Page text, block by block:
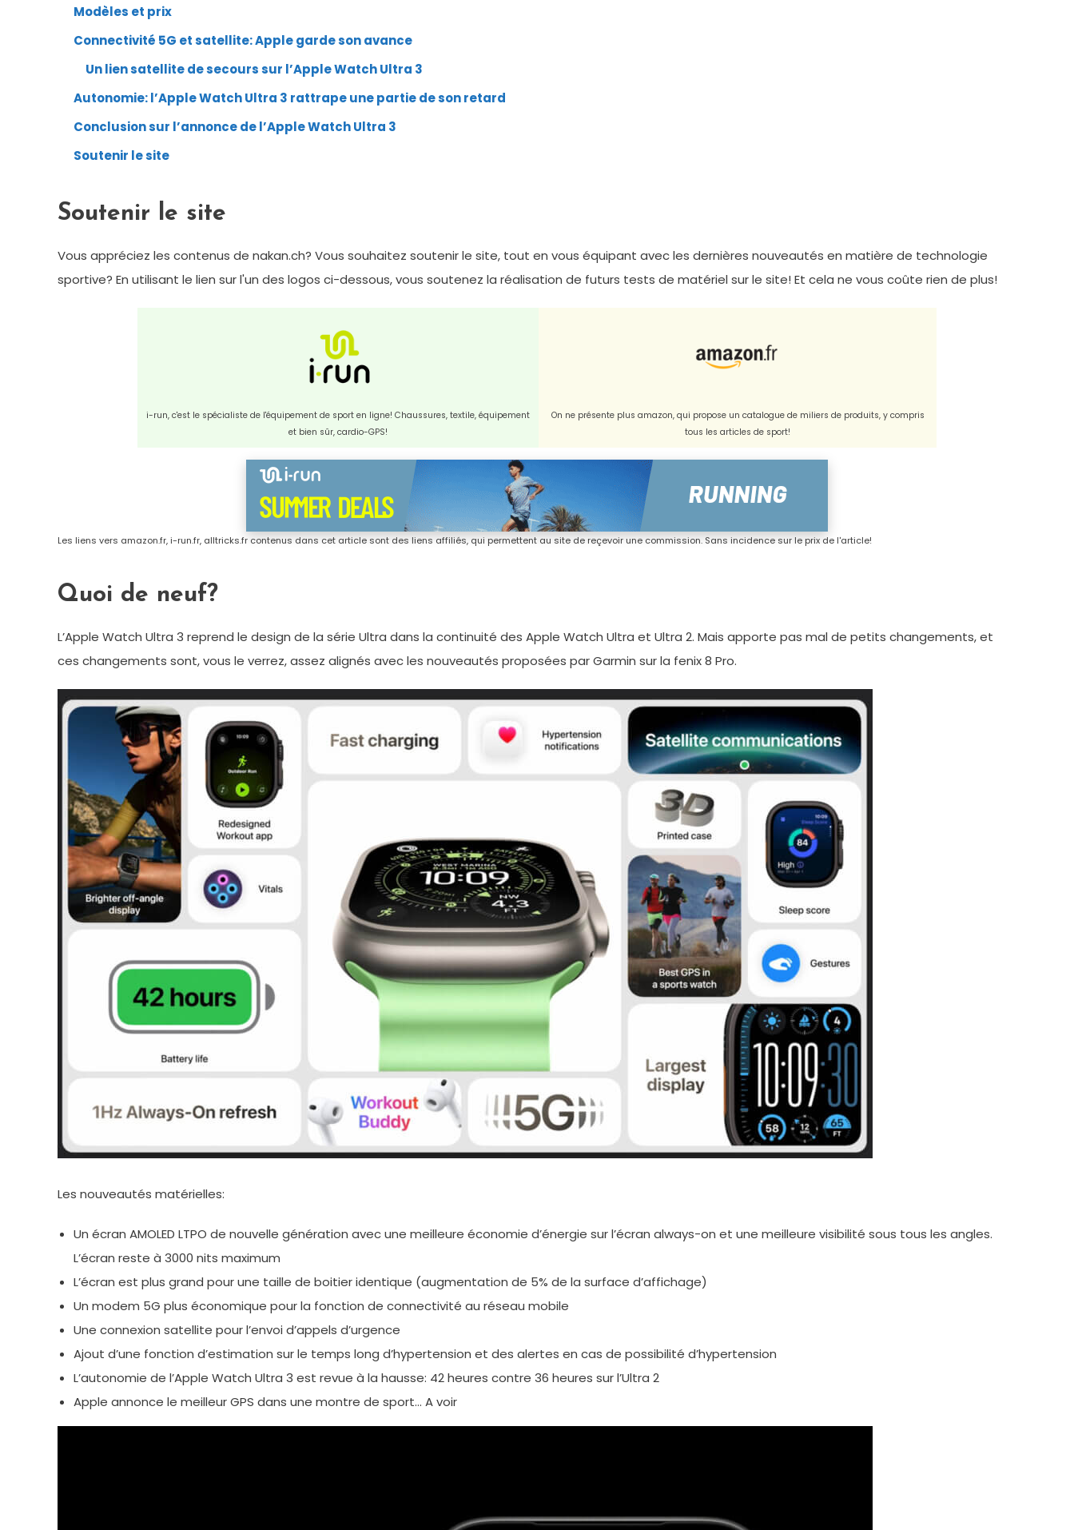
Modèles et prix
Connectivité 5G et satellite: Apple garde son avance
Un lien satellite de secours sur l’Apple Watch Ultra 3
Autonomie: l’Apple Watch Ultra 3 rattrape une partie de son retard
Conclusion sur l’annonce de l’Apple Watch Ultra 3
Soutenir le site
Soutenir le site
Vous appréciez les contenus de nakan.ch? Vous souhaitez soutenir le site, tout en vous équipant avec les dernières nouveautés en matière de technologie
sportive? En utilisant le lien sur l'un des logos ci-dessous, vous soutenez la réalisation de futurs tests de matériel sur le site! Et cela ne vous coûte rien de plus!
i-run, c'est le spécialiste de l'équipement de sport en ligne! Chaussures, textile, équipement
et bien sûr, cardio-GPS!
On ne présente plus amazon, qui propose un catalogue de miliers de produits, y compris
tous les articles de sport!
Les liens vers amazon.fr, i-run.fr, alltricks.fr contenus dans cet article sont des liens affiliés, qui permettent au site de reçevoir une commission. Sans incidence sur le prix de l'article!
Quoi de neuf?
L’Apple Watch Ultra 3 reprend le design de la série Ultra dans la continuité des Apple Watch Ultra et Ultra 2. Mais apporte pas mal de petits changements, et
ces changements sont, vous le verrez, assez alignés avec les nouveautés proposées par Garmin sur la fenix 8 Pro.
Les nouveautés matérielles:
Un écran AMOLED LTPO de nouvelle génération avec une meilleure économie d’énergie sur l’écran always-on et une meilleure visibilité sous tous les angles.
L’écran reste à 3000 nits maximum
L’écran est plus grand pour une taille de boitier identique (augmentation de 5% de la surface d’affichage)
Un modem 5G plus économique pour la fonction de connectivité au réseau mobile
Une connexion satellite pour l’envoi d’appels d’urgence
Ajout d’une fonction d’estimation sur le temps long d’hypertension et des alertes en cas de possibilité d’hypertension
L’autonomie de l’Apple Watch Ultra 3 est revue à la hausse: 42 heures contre 36 heures sur l’Ultra 2
Apple annonce le meilleur GPS dans une montre de sport… A voir